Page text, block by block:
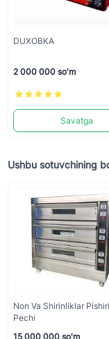
DUXOBKA
2 000 000 so'm
Savatga
Ushbu sotuvchining
Non Va Shirinliklar
Pechi
15 000 000 so'm